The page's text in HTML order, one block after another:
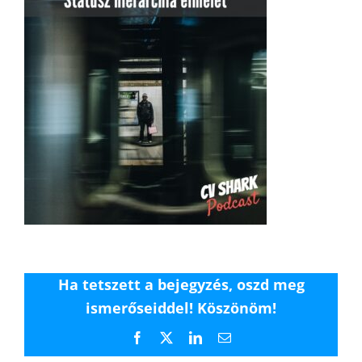
Ha tetszett a bejegyzés, oszd meg
ismerőseiddel! Köszönöm!
Facebook LinkedInEmail